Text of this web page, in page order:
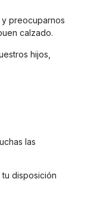
preocuparnos
calzado.
hijos,
las
disposición